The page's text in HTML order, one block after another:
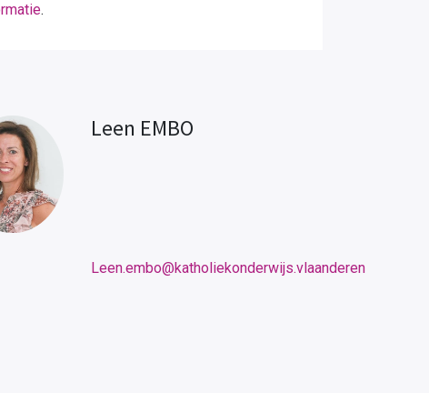
.
Leen EMBO
Leen.embo@katholiekonderwijs.vlaanderen